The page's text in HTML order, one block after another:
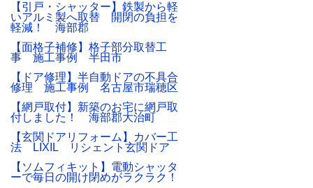
【引戸・シャッター】鉄製から軽
いアルミ製へ取替 開閉の負担を
軽減！ 海部郡
【面格子補修】格子部分取替工
事 施工事例 半田市
【ドア修理】半自動ドアの不具合
修理 施工事例 名古屋市瑞穂区
【網戸取付】新築のお宅に網戸取
付しました！ 海部郡大治町
【玄関ドアリフォーム】カバー工
法 LIXIL リシェント玄関ドア
【ソムフィキット】電動シャッタ
ーで毎日の開け閉めがラクラク！